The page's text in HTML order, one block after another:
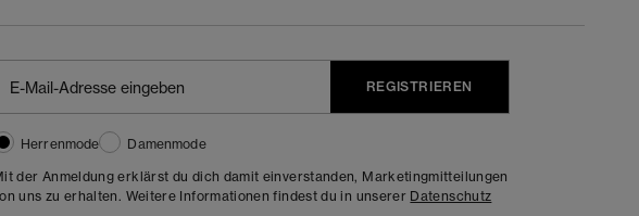
REGISTRIEREN
Herrenmode
Damenmode
der Anmeldung erklärst du dich damit einverstanden, Marketingmitteilungen
uns zu erhalten. Weitere Informationen findest du in unserer Datenschutz